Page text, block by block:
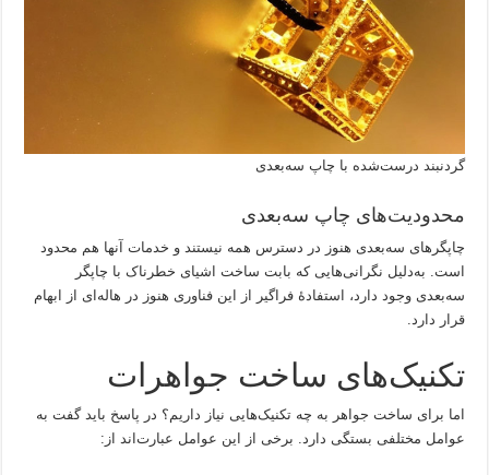
گردنبند درست‌شده با چاپ سه‌بعدی
محدودیت‌های چاپ سه‌بعدی
چاپگرهای سه‌بعدی هنوز در دسترس همه نیستند و خدمات آنها هم محدود
است. به‌دلیل نگرانی‌هایی که بابت ساخت اشیای خطرناک با چاپگر
سه‌بعدی وجود دارد، استفادۀ فراگیر از این فناوری هنوز در هاله‌ای از ابهام
قرار دارد.
تکنیک‌های ساخت جواهرات
اما برای ساخت جواهر به چه تکنیک‌هایی نیاز داریم؟ در پاسخ باید گفت به
عوامل مختلفی بستگی دارد. برخی از این عوامل عبارت‌اند از: